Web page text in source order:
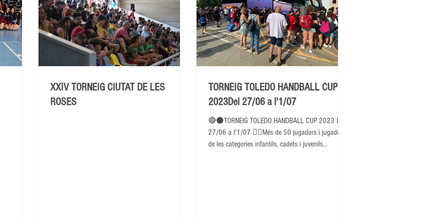
XXIV TORNEIG CIUTAT DE LES
ROSES
TORNEIG TOLEDO HANDBALL CUP
2023Del 27/06 a l'1/07
🔴⚫TORNEIG TOLEDO HANDBALL CUP 2023 Del
27/06 a l'1/07 👉🏽Més de 50 jugadors i jugadores
de les categories infantils, cadets i juvenils...